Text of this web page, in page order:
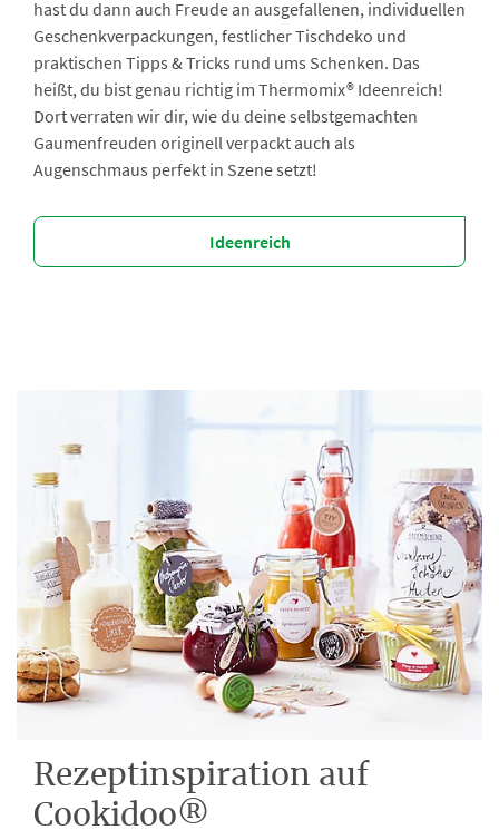
hast du dann auch Freude an ausgefallenen, individuellen
Geschenkverpackungen, festlicher Tischdeko und
praktischen Tipps & Tricks rund ums Schenken. Das
heißt, du bist genau richtig im Thermomix® Ideenreich!
Dort verraten wir dir, wie du deine selbstgemachten
Gaumenfreuden originell verpackt auch als
Augenschmaus perfekt in Szene setzt!
Ideenreich
Rezeptinspiration auf
Cookidoo®